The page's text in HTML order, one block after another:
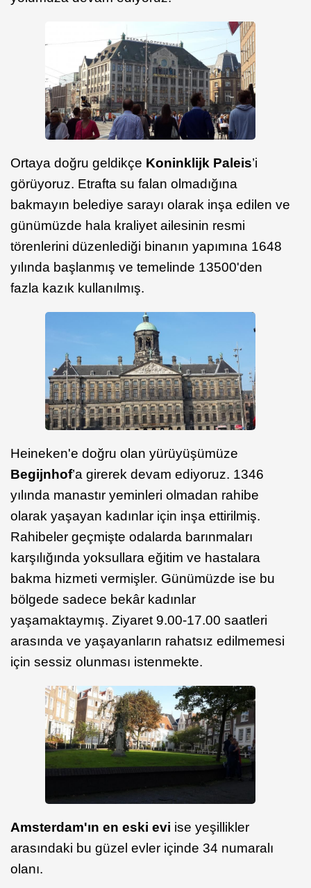
Ortaya doğru geldikçe Koninklijk Paleis’i
görüyoruz. Etrafta su falan olmadığına
bakmayın belediye sarayı olarak inşa edilen ve
günümüzde hala kraliyet ailesinin resmi
törenlerini düzenlediği binanın yapımına 1648
yılında başlanmış ve temelinde 13500'den
fazla kazık kullanılmış.
Heineken'e doğru olan yürüyüşümüze
Begijnhof’a girerek devam ediyoruz. 1346
yılında manastır yeminleri olmadan rahibe
olarak yaşayan kadınlar için inşa ettirilmiş.
Rahibeler geçmişte odalarda barınmaları
karşılığında yoksullara eğitim ve hastalara
bakma hizmeti vermişler. Günümüzde ise bu
bölgede sadece bekâr kadınlar
yaşamaktaymış. Ziyaret 9.00-17.00 saatleri
arasında ve yaşayanların rahatsız edilmemesi
için sessiz olunması istenmekte.
Amsterdam'ın en eski evi ise yeşillikler
arasındaki bu güzel evler içinde 34 numaralı
olanı.